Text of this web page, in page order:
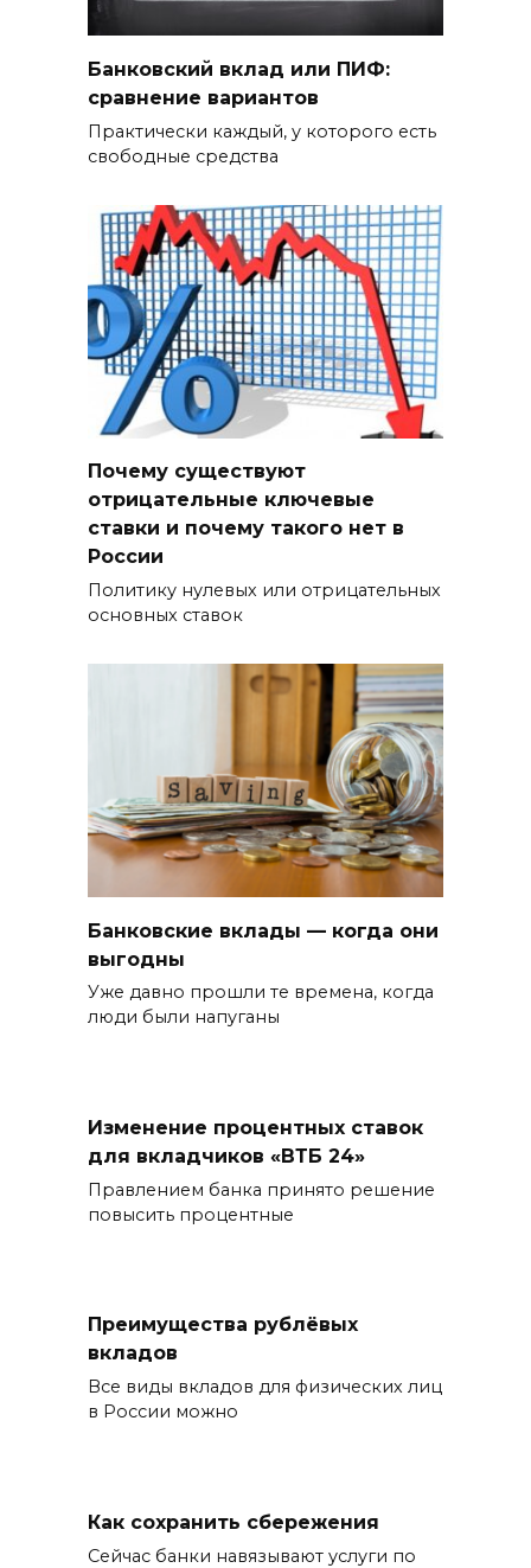
Банковский вклад или ПИФ:
сравнение вариантов
Практически каждый, у которого есть
свободные средства
Почему существуют
отрицательные ключевые
ставки и почему такого нет в
России
Политику нулевых или отрицательных
основных ставок
Банковские вклады — когда они
выгодны
Уже давно прошли те времена, когда
люди были напуганы
Изменение процентных ставок
для вкладчиков «ВТБ 24»
Правлением банка принято решение
повысить процентные
Преимущества рублёвых
вкладов
Все виды вкладов для физических лиц
в России можно
Как сохранить сбережения
Сейчас банки навязывают услуги по